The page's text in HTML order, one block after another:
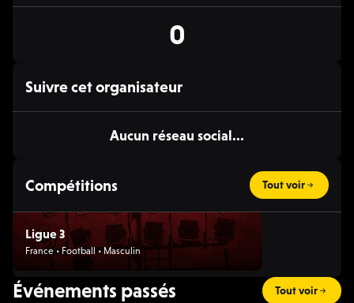
0
Suivre cet organisateur
Aucun réseau social...
Compétitions Tout voir
Ligue 3
France • Football • Masculin
Événements passés Tout voir